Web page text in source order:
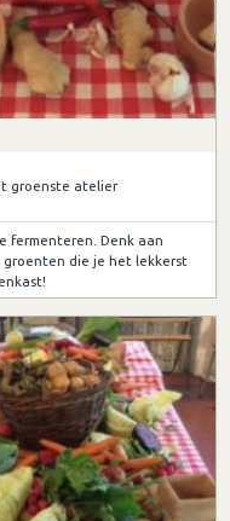
groenste atelier
fermenteren. Denk aan
groenten die je het lekkerst